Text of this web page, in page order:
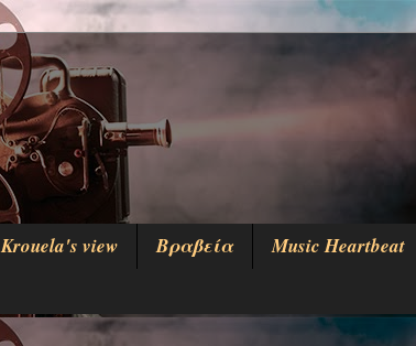
Krouela's view Βραβεία
Music Heartbeat